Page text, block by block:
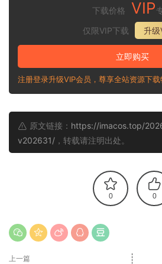
下载价格 VIP
仅限VIP下载
升级
立即购买
注册登录升级VIP会员，尊享全站资源下载
原文链接： https://imacos.top/
v202631/ ，转载请注明出处。
0 0
上一篇